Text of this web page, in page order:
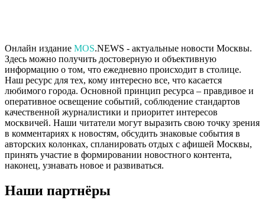
Онлайн издание MOS.NEWS - актуальные новости Москвы.
Здесь можно получить достоверную и объективную
информацию о том, что ежедневно происходит в столице.
Наш ресурс для тех, кому интересно все, что касается
любимого города. Основной принцип ресурса – правдивое и
оперативное освещение событий, соблюдение стандартов
качественной журналистики и приоритет интересов
москвичей. Наши читатели могут выразить свою точку зрения
в комментариях к новостям, обсудить знаковые события в
авторских колонках, спланировать отдых с афишей Москвы,
принять участие в формировании новостного контента,
наконец, узнавать новое и развиваться.
Наши партнёры